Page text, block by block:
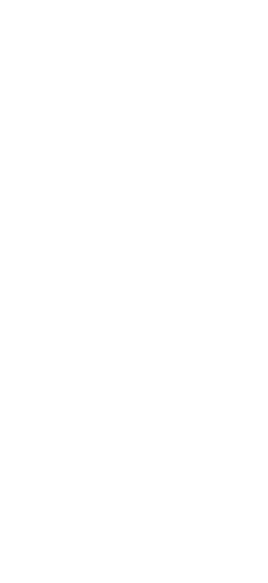
続相談・リフォーム相談など随時受
ださい。